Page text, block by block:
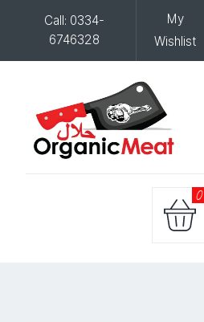
Call: 0334-
6746328
My
Wishlist
0